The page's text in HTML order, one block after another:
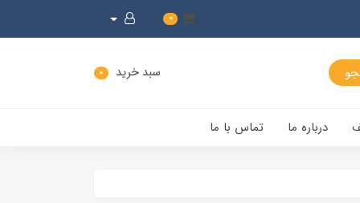
0
سبد خرید 0
درباره ما تماس با ما